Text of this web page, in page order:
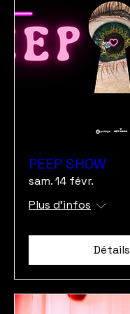
PEEP SHOW
sam. 14 févr.
Plus d'infos
Détails